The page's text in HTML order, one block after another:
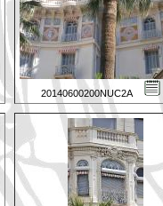
20140600200NUC2A